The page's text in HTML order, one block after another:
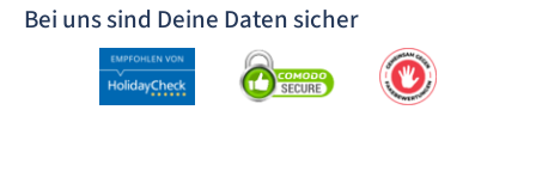
Bei uns sind Deine Daten sicher